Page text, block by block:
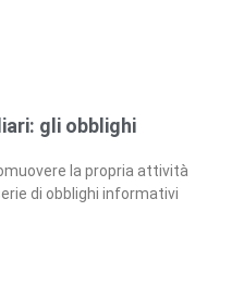
gli obblighi
la propria attività
di obblighi informativi